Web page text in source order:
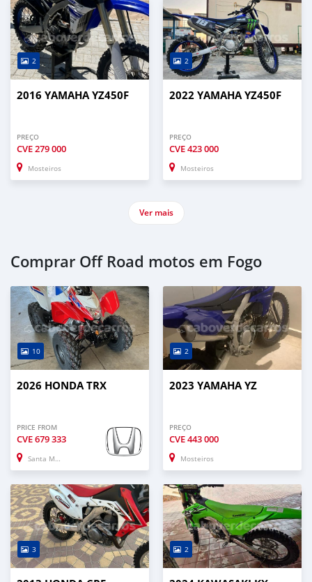
2
2016 YAMAHA YZ450F
PREÇO
CVE279 000
Mosteiros
2
2022 YAMAHA YZ450F
PREÇO
CVE423 000
Mosteiros
Ver mais
Comprar Off Road motos em Fogo
10
2026 HONDA TRX
PRICE FROM
CVE679 333
Santa Maria
2
2023 YAMAHA YZ
PREÇO
CVE443 000
Mosteiros
3 2